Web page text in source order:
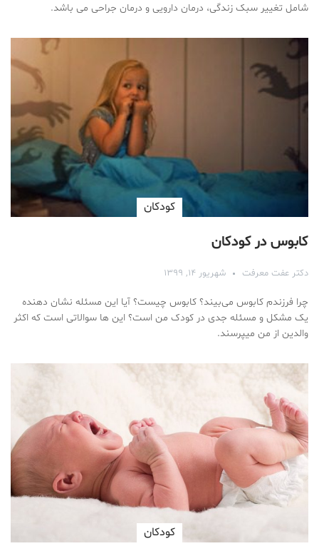
شامل تغییر سبک زندگی، درمان دارویی و درمان جراحی می باشد.
کودکان
کابوس در کودکان
دکتر عفت معرفت شهریور ۱۴, ۱۳۹۹
چرا فرزندم کابوس می‌بیند؟ کابوس چیست؟ آیا این مسئله نشان دهنده
یک مشکل و مسئله جدی در کودک من است؟ این ها سوالاتی است که اکثر
والدین از من می‎پرسند.
کودکان